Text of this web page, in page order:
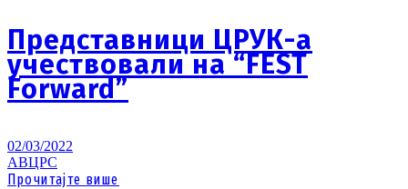
Представници ЦРУК-а
учествовали на “FEST
Forward”
02/03/2022
АВЦРС
Прочитајте више